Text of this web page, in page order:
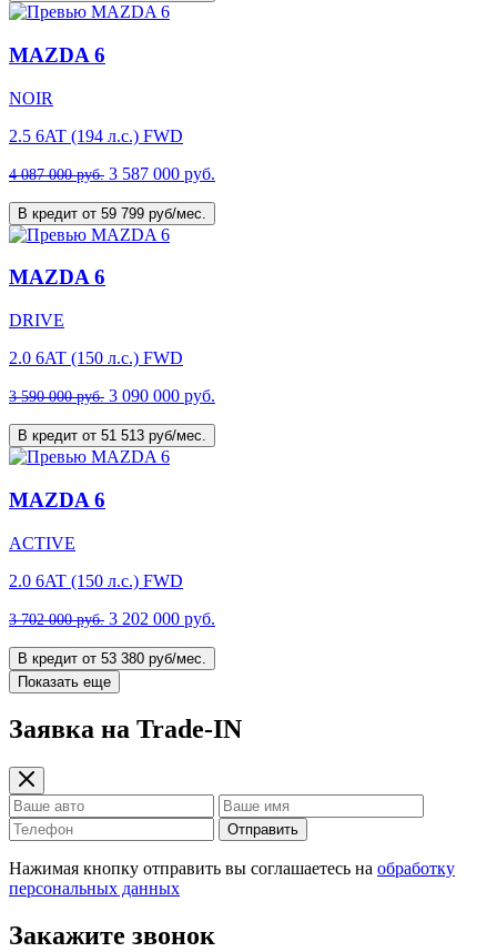
MAZDA 6
NOIR
2.5 6AT (194 л.с.) FWD
4 087 000 руб. 3 587 000 руб.
В кредит от 59 799 руб/мес.
MAZDA 6
DRIVE
2.0 6AT (150 л.с.) FWD
3 590 000 руб. 3 090 000 руб.
В кредит от 51 513 руб/мес.
MAZDA 6
ACTIVE
2.0 6AT (150 л.с.) FWD
3 702 000 руб. 3 202 000 руб.
В кредит от 53 380 руб/мес.
Показать еще
Заявка на Trade-IN
Отправить
Нажимая кнопку отправить вы соглашаетесь на обработку
персональных данных
Закажите звонок